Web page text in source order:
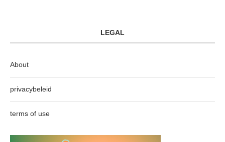
LEGAL
About
privacybeleid
terms of use